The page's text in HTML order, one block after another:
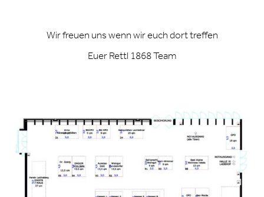
Wir freuen uns wenn wir euch dort treffen
Euer Rettl 1868 Team